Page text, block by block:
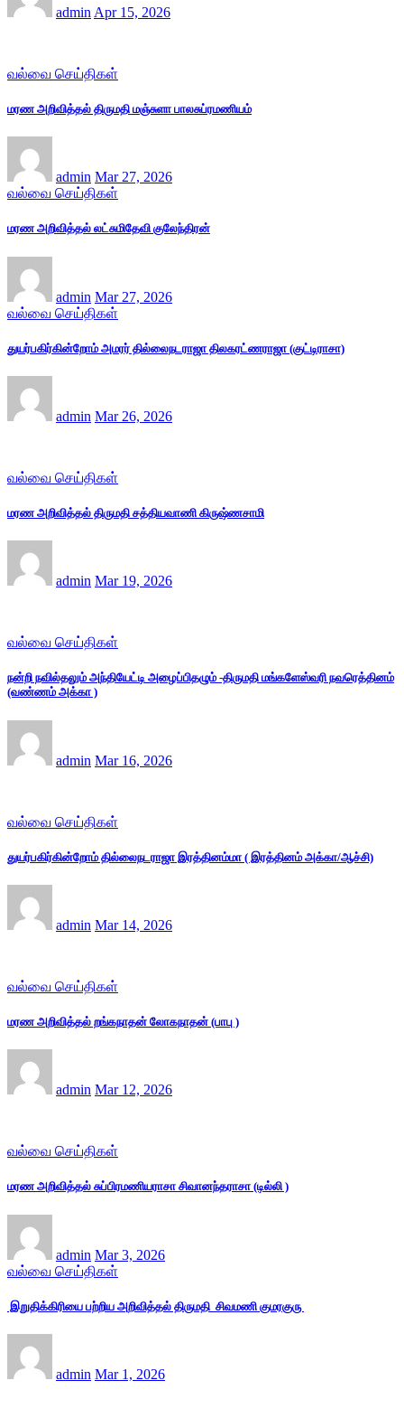
admin Apr 15, 2026
வல்வை செய்திகள்
மரண அறிவித்தல் திருமதி மஞ்சுளா பாலசுப்ரமணியம்
admin Mar 27, 2026
வல்வை செய்திகள்
மரண அறிவித்தல் லட்சுமிதேவி குலேந்திரன்
admin Mar 27, 2026
வல்வை செய்திகள்
துயர்பகிர்கின்றோம் அமரர் தில்லைநடராஜா திலகரட்ணராஜா (குட்டிராசா)
admin Mar 26, 2026
வல்வை செய்திகள்
மரண அறிவித்தல் திருமதி சத்தியவாணி கிருஷ்ணசாமி
admin Mar 19, 2026
வல்வை செய்திகள்
நன்றி நவில்தலும் அந்தியேட்டி அழைப்பிதழும் -திருமதி மங்களேஸ்வரி நவரெத்தினம்
(வண்ணம் அக்கா )
admin Mar 16, 2026
வல்வை செய்திகள்
துயர்பகிர்கின்றோம் தில்லைநடராஜா இரத்தினம்மா ( இரத்தினம் அக்கா/ஆச்சி)
admin Mar 14, 2026
வல்வை செய்திகள்
மரண அறிவித்தல் றங்கநாதன் லோகநாதன் (பாபு )
admin Mar 12, 2026
வல்வை செய்திகள்
மரண அறிவித்தல் சுப்பிரமணியராசா சிவானந்தராசா (டில்லி )
admin Mar 3, 2026
வல்வை செய்திகள்
இறுதிக்கிரியை பற்றிய அறிவித்தல் திருமதி சிவமணி குமரகுரு
admin Mar 1, 2026